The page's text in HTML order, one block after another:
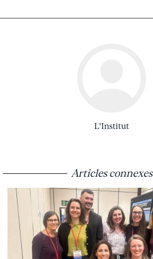
L'Institut
Articles connexes